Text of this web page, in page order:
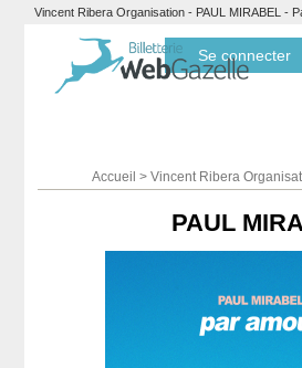
Vincent Ribera Organisation - PAUL MIRABEL -
Se connecter
Accueil >Vincent Ribera
PAUL